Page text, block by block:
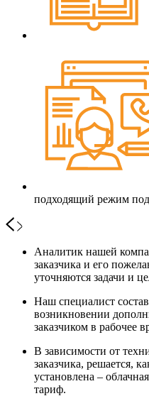
подходящий режим
Аналитик нашей
заказчика и его
уточняются задачи и
Наш специалист
возникновении
заказчиком в рабочее
В зависимости от
заказчика, решается,
установлена –
тариф.